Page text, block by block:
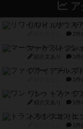
リワイルド：サ
2件
マーケットフレ
紹介文あり 1
ファイアー・ブ
1
ワン・トゥ・フ
紹介文あり 1
トランスオリエ
1